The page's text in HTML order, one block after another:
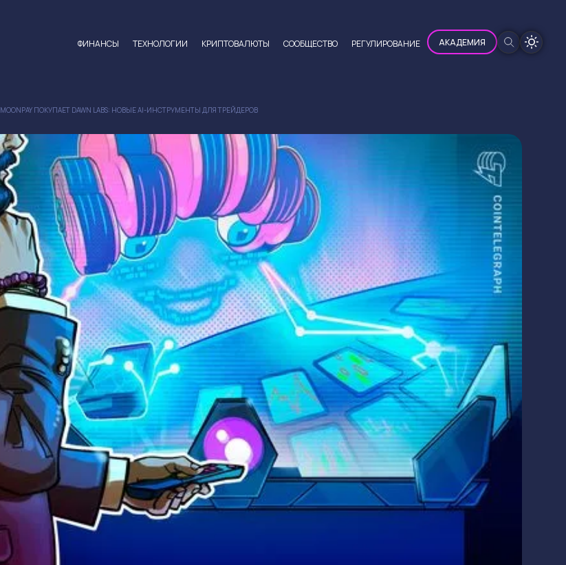
ФИНАНСЫ ТЕХНОЛОГИИ КРИПТОВАЛЮТЫ CООБЩЕСТВО РЕГУЛИРОВАНИЕ АКАДЕМИЯ
MOONPAY ПОКУПАЕТ DAWN LABS: НОВЫЕ AI-ИНСТРУМЕНТЫ ДЛЯ ТРЕЙДЕРОВ